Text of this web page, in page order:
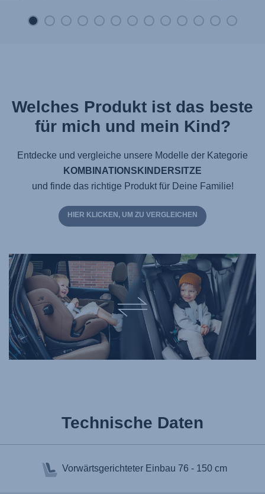
Welches Produkt ist das beste
für mich und mein Kind?
Entdecke und vergleiche unsere Modelle der Kategorie
KOMBINATIONSKINDERSITZE
und finde das richtige Produkt für Deine Familie!
HIER KLICKEN, UM ZU VERGLEICHEN
Technische Daten
Vorwärtsgerichteter Einbau 76 - 150 cm